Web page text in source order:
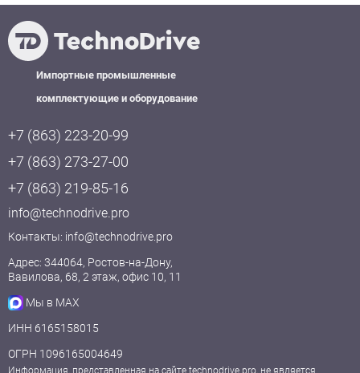
Импортные промышленные
комплектующие и оборудование
+7 (863) 223-20-99
+7 (863) 273-27-00
+7 (863) 219-85-16
info@technodrive.pro
Контакты: info@technodrive.pro
Адрес: 344064, Ростов-на-Дону,
Вавилова, 68, 2 этаж, офис 10, 11
Мы в MAX
ИНН 6165158015
ОГРН 1096165004649